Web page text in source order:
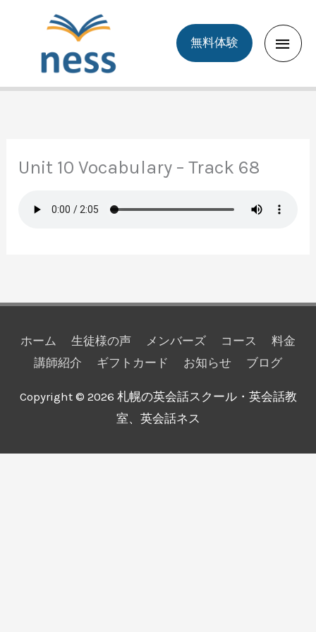
Main
無料体験
Unit 10 Vocabulary – Track 68
ホーム 生徒様の声 メンバーズ コース
料金
講師紹介
ギフトカード お知らせ ブログ
Copyright © 2026 札幌の英会話スクール・英会話教
室、英会話ネス